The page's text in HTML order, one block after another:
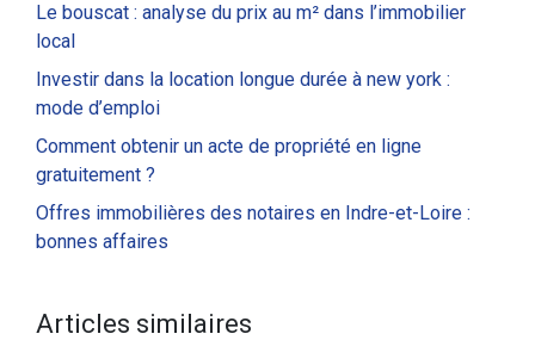
Le bouscat : analyse du prix au m² dans l’immobilier
local
Investir dans la location longue durée à new york :
mode d’emploi
Comment obtenir un acte de propriété en ligne
gratuitement ?
Offres immobilières des notaires en Indre-et-Loire :
bonnes affaires
Articles similaires